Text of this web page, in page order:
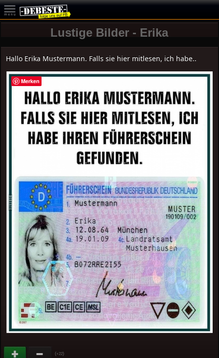
Lustige Bilder - Erika
Hallo Erika Mustermann. Falls sie hier mitlesen, ich habe..
(+22)
Merken